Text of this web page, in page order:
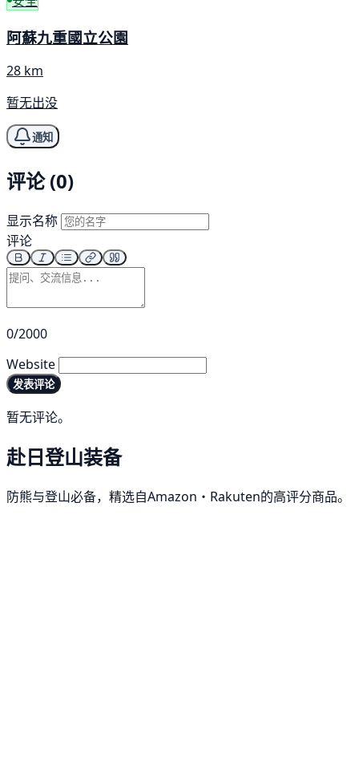
阿蘇九重國立公園
28 km
暂无出没
通知
评论 (0)
显示名称
评论
0/2000
Website
发表评论
暂无评论。
赴日登山装备
防熊与登山必备，精选自Amazon・Rakuten的高评分商品。